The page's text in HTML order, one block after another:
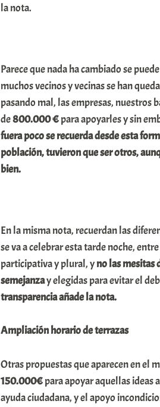
la nota.
Parece que nada ha cambiado se
muchos vecinos y vecinas se han
pasando mal, las empresas,
de800.000 €para apoyarles y sin
fuera poco se recuerda desde esta
población, tuvieron que ser otros,
bien.
En la misma nota, recuerdan las
se va a celebrar esta tarde noche,
participativa y plural, yno las mesitas
semejanzay elegidas para evitar el
transparencia añade la nota.
Ampliación horario de terrazas
Otras propuestas que aparecen en el
150.000€para apoyar aquellas ideas
ayuda ciudadana, y el apoyo